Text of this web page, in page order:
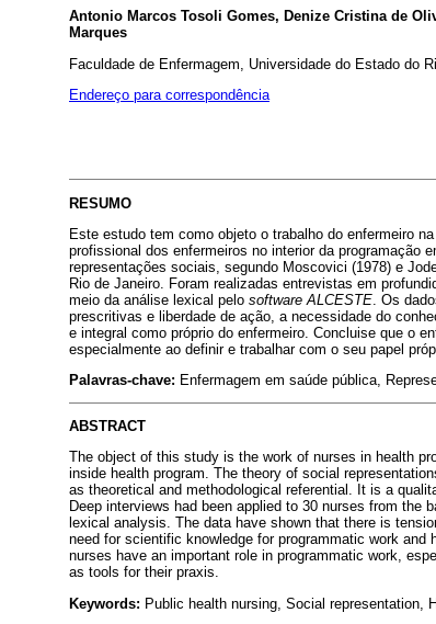
Antonio Marcos Tosoli Gomes, Denize Cristina de
Marques
Faculdade de Enfermagem, Universidade do Estado do
Endereço para correspondência
RESUMO
Este estudo tem como objeto o trabalho do enfermeiro
profissional dos enfermeiros no interior da programação
representações sociais, segundo Moscovici (1978) e
Rio de Janeiro. Foram realizadas entrevistas em
meio da análise lexical pelo software ALCESTE . Os
prescritivas e liberdade de ação, a necessidade do
e integral como próprio do enfermeiro. Concluise que o
especialmente ao definir e trabalhar com o seu papel
Palavras-chave: Enfermagem em saúde pública,
ABSTRACT
The object of this study is the work of nurses in health
inside health program. The theory of social
as theoretical and methodological referential. It is a
Deep interviews had been applied to 30 nurses from
lexical analysis. The data have shown that there is
need for scientific knowledge for programmatic work
nurses have an important role in programmatic work,
as tools for their praxis.
Keywords: Public health nursing, Social representation,